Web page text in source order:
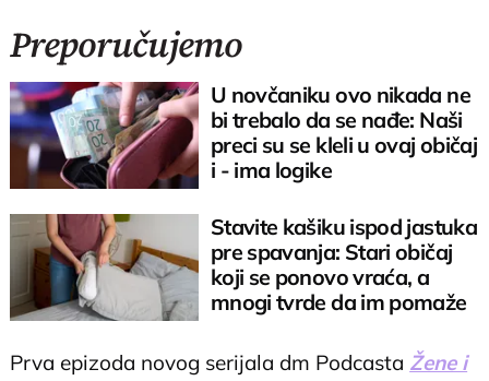
Preporučujemo
U novčaniku ovo nikada ne
bi trebalo da se nađe: Naši
preci su se kleli u ovaj običaj
i - ima logike
Stavite kašiku ispod jastuka
pre spavanja: Stari običaj
koji se ponovo vraća, a
mnogi tvrde da im pomaže
Prva epizoda novog serijala dm Podcasta Žene i